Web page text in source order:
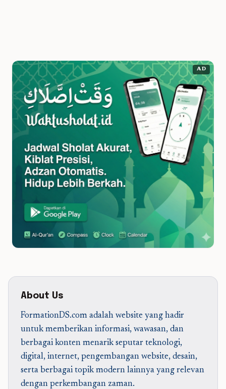
AD
About Us
FormationDS.com adalah website yang hadir
untuk memberikan informasi, wawasan, dan
berbagai konten menarik seputar teknologi,
digital, internet, pengembangan website, desain,
serta berbagai topik modern lainnya yang relevan
dengan perkembangan zaman.